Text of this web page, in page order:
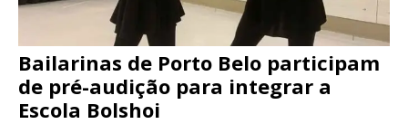
Bailarinas de Porto Belo participam
de pré-audição para integrar a
Escola Bolshoi